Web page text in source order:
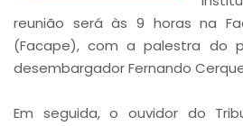
reunião será às 9 horas na
(Facape), com a palestra do
desembargador Fernando
Em seguida, o ouvidor do